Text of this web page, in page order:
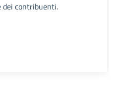
dei contribuenti.